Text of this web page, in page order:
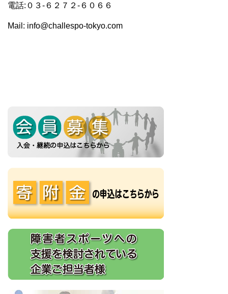
電話:０３-６２７２-６０６６
Mail: info@challespo-tokyo.com